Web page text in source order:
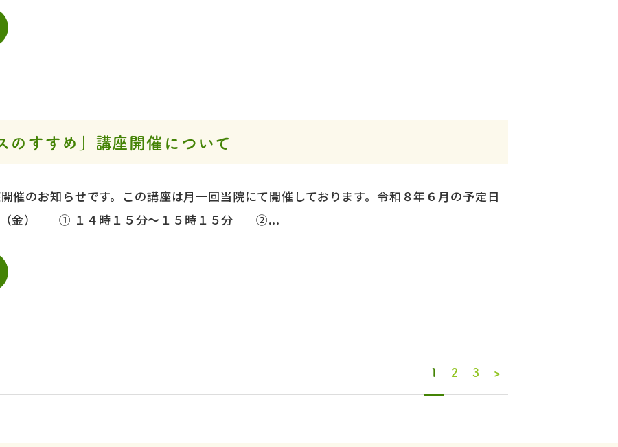
のすすめ」講座開催について
催のお知らせです。この講座は月一回当院にて開催しております。令和８年６月の予定日
（金） ① １４時１５分～１５時１５分 ②...
1 2 3 >